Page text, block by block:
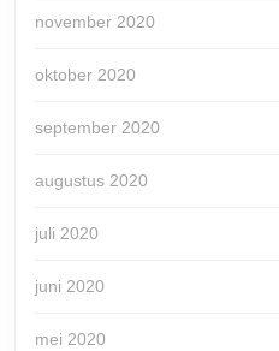
november 2020
oktober 2020
september 2020
augustus 2020
juli 2020
juni 2020
mei 2020